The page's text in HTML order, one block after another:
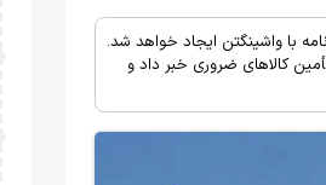
با واشینگتن ایجاد خواهد شد.
کالاهای ضروری خبر داد و